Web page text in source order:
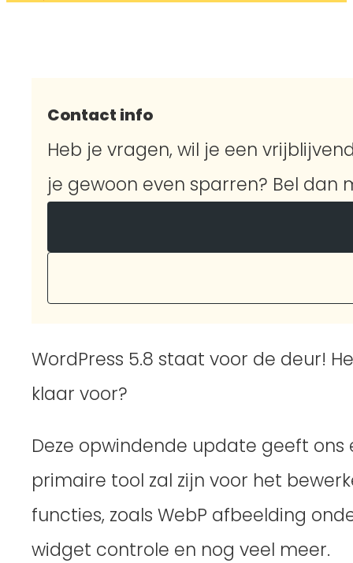
Contact info
Heb je vragen, wil je een
je gewoon even sparren? Bel dan
WordPress 5.8 staat voor de deur!
klaar voor?
Deze opwindende update geeft
primaire tool zal zijn voor het
functies, zoals WebP afbeelding
widget controle en nog veel meer.